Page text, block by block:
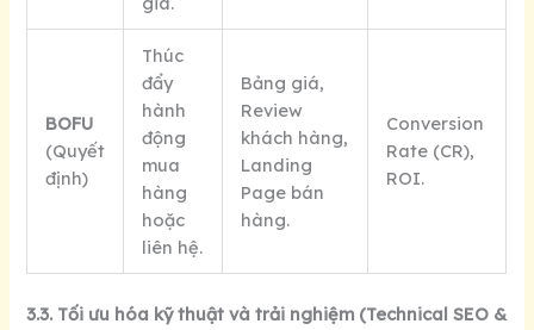
BOFU
(Quyết
định)
Thúc
đẩy
hành
động
mua
hàng
hoặc
liên hệ.
Bảng giá,
Review
khách hàng,
Landing
Page bán
hàng.
Conversion
Rate (CR),
ROI.
3.3. Tối ưu hóa kỹ thuật và trải nghiệm (Technical SEO &